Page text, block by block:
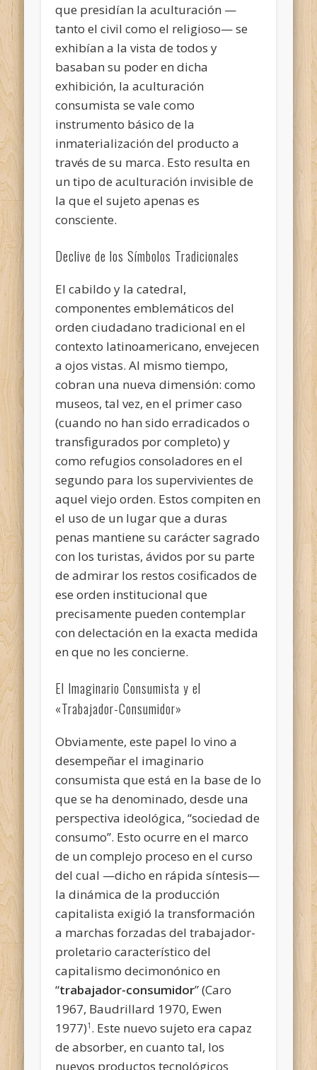
que presidían la aculturación —
tanto el civil como el religioso— se
exhibían a la vista de todos y
basaban su poder en dicha
exhibición, la aculturación
consumista se vale como
instrumento básico de la
inmaterialización del producto a
través de su marca. Esto resulta en
un tipo de aculturación invisible de
la que el sujeto apenas es
consciente.
Declive de los Símbolos Tradicionales
El cabildo y la catedral,
componentes emblemáticos del
orden ciudadano tradicional en el
contexto latinoamericano, envejecen
a ojos vistas. Al mismo tiempo,
cobran una nueva dimensión: como
museos, tal vez, en el primer caso
(cuando no han sido erradicados o
transfigurados por completo) y
como refugios consoladores en el
segundo para los supervivientes de
aquel viejo orden. Estos compiten en
el uso de un lugar que a duras
penas mantiene su carácter sagrado
con los turistas, ávidos por su parte
de admirar los restos cosificados de
ese orden institucional que
precisamente pueden contemplar
con delectación en la exacta medida
en que no les concierne.
El Imaginario Consumista y el
«Trabajador-Consumidor»
Obviamente, este papel lo vino a
desempeñar el imaginario
consumista que está en la base de lo
que se ha denominado, desde una
perspectiva ideológica, “sociedad de
consumo”. Esto ocurre en el marco
de un complejo proceso en el curso
del cual —dicho en rápida síntesis—
la dinámica de la producción
capitalista exigió la transformación
a marchas forzadas del trabajador-
proletario característico del
capitalismo decimonónico en
“trabajador-consumidor” (Caro
1967, Baudrillard 1970, Ewen
1977)1 . Este nuevo sujeto era capaz
de absorber, en cuanto tal, los
nuevos productos tecnológicos